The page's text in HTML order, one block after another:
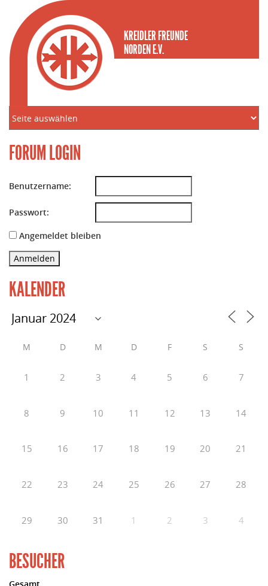
KREIDLER FREUNDE
NORDEN E.V.
FORUM LOGIN
Benutzername:
Passwort:
Angemeldet bleiben
Anmelden
KALENDER
M D M D F S S
1 2 3 4 5 6 7
8 9 10 11 12 13 14
15 16 17 18 19 20 21
22 23 24 25 26 27 28
29 30 31 1 2 3 4
BESUCHER
Gesamt